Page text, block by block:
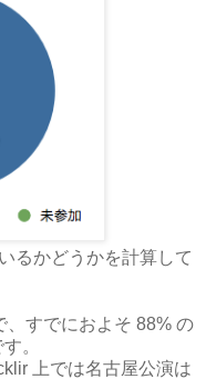
るかどうかを計算して
、すでにおよそ 88% の
。
上では名古屋公演は